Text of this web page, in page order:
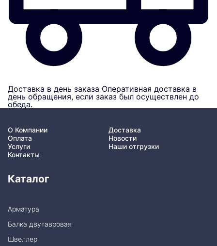
Доставка в день заказа Оперативная доставка в
день обращения, если заказ был осуществлен до
обеда.
О Компании
Доставка
Оплата
Новости
Услуги
Наши отгрузки
Контакты
Каталог
Арматура
Балка двутавровая
Швеллер